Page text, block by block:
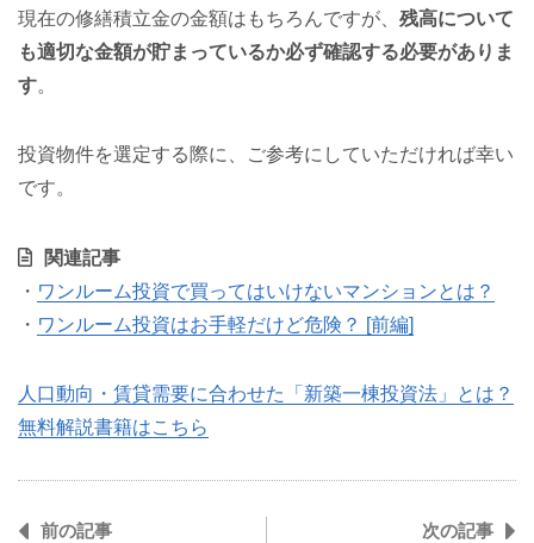
現在の修繕積立金の金額はもちろんですが、 残高について
も適切な金額が貯まっているか必ず確認する必要がありま
す。
投資物件を選定する際に、ご参考にしていただければ幸い
です。
関連記事
・ ワンルーム投資で買ってはいけないマンションとは？
・ ワンルーム投資はお手軽だけど危険？ [前編]
人口動向・賃貸需要に合わせた「新築一棟投資法」とは？
無料解説書籍はこちら
前の記事 次の記事